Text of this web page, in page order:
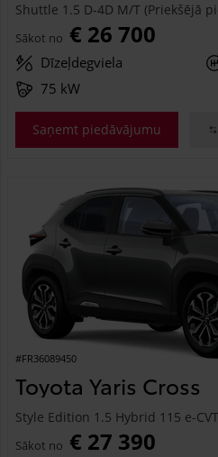
Shuttle 1.5 D-4D M/T (Priekšējā
Sākot no € 26 700
Dīzeļdegviela
75 kW
Saņemt piedāvājumu
#FR36089450
Toyota Yaris Cross
Style Edition 1.5 Hybrid 115 e-
Sākot no € 27 390